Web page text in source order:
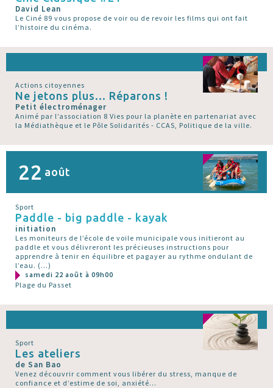
David Lean
Le Ciné 89 vous propose de voir ou de revoir les films qui ont fait
l’histoire du cinéma.
Actions citoyennes
Ne jetons plus... Réparons !
Petit électroménager
Animé par l’association 8 Vies pour la planète en partenariat avec
la Médiathèque et le Pôle Solidarités - CCAS, Politique de la ville.
22 août
Sport
Paddle - big paddle - kayak
initiation
Les moniteurs de l’école de voile municipale vous initieront au
paddle et vous délivreront les précieuses instructions pour
apprendre à tenir en équilibre et pagayer au rythme ondulant de
l’eau. (…)
samedi 22 août à 09h00
Plage du Passet
Sport
Les ateliers
de San Bao
Venez découvrir comment vous libérer du stress, manque de
confiance et d’estime de soi, anxiété...